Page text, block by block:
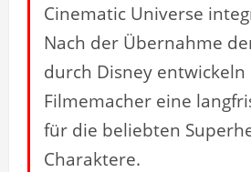
Cinematic Universe
Nach der Übernahme
durch Disney entwickeln
Filmemacher eine
für die beliebten
Charaktere.